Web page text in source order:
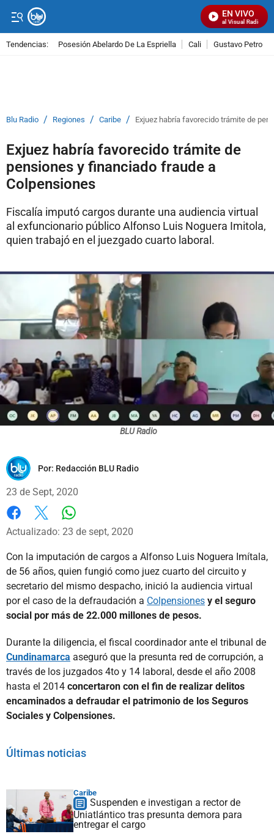
EN VIVO
Señal Visual Radio
Tendencias: Posesión Abelardo De La Espriella Cali Gustavo Petro
Blu Radio / Regiones / Caribe / Exjuez habría favorecido trámite de
Exjuez habría favorecido trámite de
pensiones y financiado fraude a
Colpensiones
Fiscalía imputó cargos durante una audiencia virtual
al exfuncionario público Alfonso Luis Noguera Imitola,
quien trabajó en el juezgado cuarto laboral.
BLU Radio
Por: Redacción BLU Radio
23 de Sept, 2020
Facebook
X
Actualizado: 23 de sept, 2020
Con la imputación de cargos a Alfonso Luis Noguera Imítala,
de 56 años, quien fungió como juez cuarto del circuito y
secretario del mismo despacho, inició la audiencia virtual
por el caso de la defraudación a Colpensiones y el seguro
social por más de 22.000 millones de pesos.
Durante la diligencia, el fiscal coordinador ante el tribunal de
Cundinamarca aseguró que la presunta red de corrupción, a
través de los juzgados 4to y 14 laboral, desde el año 2008
hasta el 2014 concertaron con el fin de realizar delitos
encaminados a defraudar el patrimonio de los Seguros
Sociales y Colpensiones.
Últimas noticias
Caribe
Suspenden e investigan a rector de
Uniatlántico tras presunta demora para
entregar el cargo